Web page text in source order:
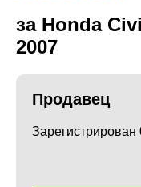
за Honda
2007
Продавец
Зарегистрирован